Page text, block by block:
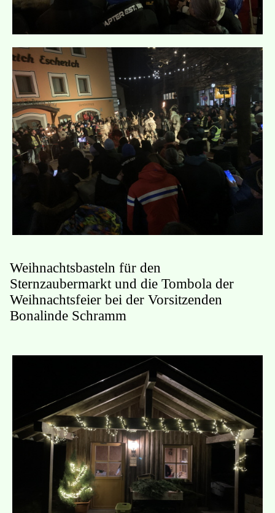
Weihnachtsbasteln für den
Sternzaubermarkt und die Tombola der
Weihnachtsfeier bei der Vorsitzenden
Bonalinde Schramm